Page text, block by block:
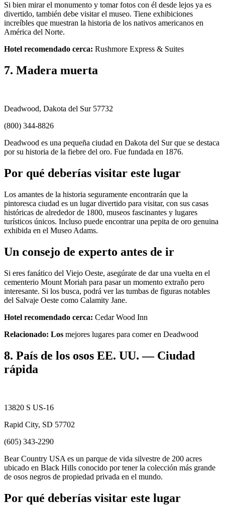
Si bien mirar el monumento y tomar fotos con él desde lejos ya es
divertido, también debe visitar el museo. Tiene exhibiciones
increíbles que muestran la historia de los nativos americanos en
América del Norte.
Hotel recomendado cerca: Rushmore Express & Suites
7. Madera muerta
Deadwood, Dakota del Sur 57732
(800) 344-8826
Deadwood es una pequeña ciudad en Dakota del Sur que se destaca
por su historia de la fiebre del oro. Fue fundada en 1876.
Por qué deberías visitar este lugar
Los amantes de la historia seguramente encontrarán que la
pintoresca ciudad es un lugar divertido para visitar, con sus casas
históricas de alrededor de 1800, museos fascinantes y lugares
turísticos únicos. Incluso puede encontrar una pepita de oro genuina
exhibida en el Museo Adams.
Un consejo de experto antes de ir
Si eres fanático del Viejo Oeste, asegúrate de dar una vuelta en el
cementerio Mount Moriah para pasar un momento extraño pero
interesante. Si los busca, podrá ver las tumbas de figuras notables
del Salvaje Oeste como Calamity Jane.
Hotel recomendado cerca: Cedar Wood Inn
Relacionado: Los mejores lugares para comer en Deadwood
8. País de los osos EE. UU. — Ciudad
rápida
13820 S US-16
Rapid City, SD 57702
(605) 343-2290
Bear Country USA es un parque de vida silvestre de 200 acres
ubicado en Black Hills conocido por tener la colección más grande
de osos negros de propiedad privada en el mundo.
Por qué deberías visitar este lugar